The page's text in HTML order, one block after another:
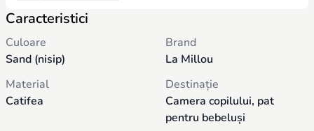
Lateralele sunt umplute cu bile de silicon moi și antialergice.
coconului la mașina de spălat fără a deplasa umplutura.
Funcții și caracteristici:
reglarea ușoară a dimensiunii.
Pentru copii mai mari, coconul poate fi desfăcut complet, creând
o zonă de joacă prietenoasă care nu restricționează mișcările
Caracteristici
Culoare
Sand (nisip)
Brand
La Millou
Material
Catifea
Destinație
Camera copilului, pat
pentru bebeluși